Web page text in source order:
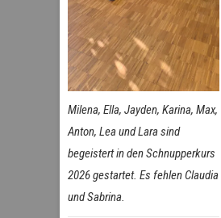
Milena, Ella, Jayden, Karina, Max,
Anton, Lea und Lara sind
begeistert in den Schnupperkurs
2026 gestartet. Es fehlen Claudia
und Sabrina.